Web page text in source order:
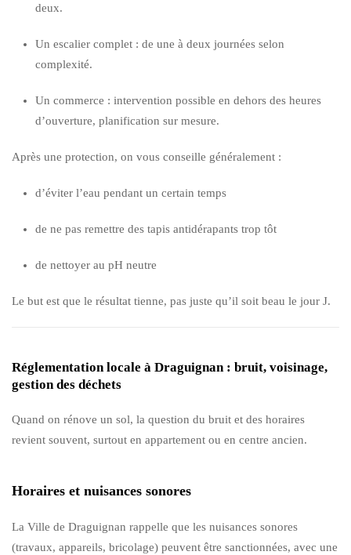
deux.
Un escalier complet : de une à deux journées selon
complexité.
Un commerce : intervention possible en dehors des heures
d’ouverture, planification sur mesure.
Après une protection, on vous conseille généralement :
d’éviter l’eau pendant un certain temps
de ne pas remettre des tapis antidérapants trop tôt
de nettoyer au pH neutre
Le but est que le résultat tienne, pas juste qu’il soit beau le jour J.
Réglementation locale à Draguignan : bruit, voisinage,
gestion des déchets
Quand on rénove un sol, la question du bruit et des horaires
revient souvent, surtout en appartement ou en centre ancien.
Horaires et nuisances sonores
La Ville de Draguignan rappelle que les nuisances sonores
(travaux, appareils, bricolage) peuvent être sanctionnées, avec une